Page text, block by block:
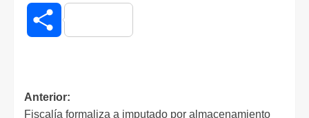
Compartir
Anterior:
Fiscalía formaliza a imputado por almacenamiento